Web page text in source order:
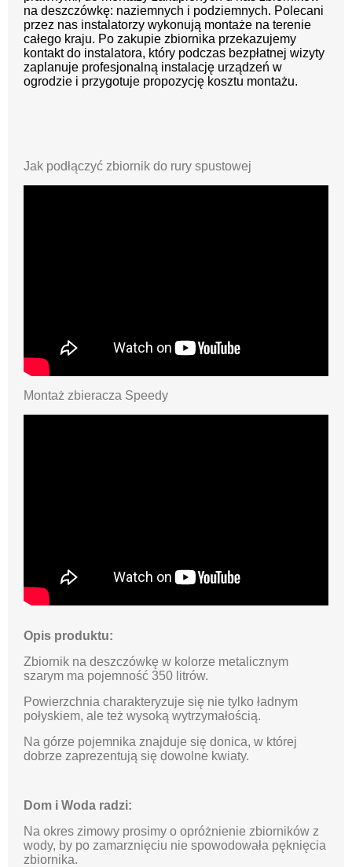
na deszczówkę: naziemnych i podziemnych. Polecani
przez nas instalatorzy wykonują montaże na terenie
całego kraju. Po zakupie zbiornika przekazujemy
kontakt do instalatora, który podczas bezpłatnej wizyty
zaplanuje profesjonalną instalację urządzeń w
ogrodzie i przygotuje propozycję kosztu montażu.
Jak podłączyć zbiornik do rury spustowej
Montaż zbieracza Speedy
Opis produktu:
Zbiornik na deszczówkę w kolorze metalicznym
szarym ma pojemność 350 litrów.
Powierzchnia charakteryzuje się nie tylko ładnym
połyskiem, ale też wysoką wytrzymałością.
Na górze pojemnika znajduje się donica, w której
dobrze zaprezentują się dowolne kwiaty.
Dom i Woda radzi:
Na okres zimowy prosimy o opróżnienie zbiorników z
wody, by po zamarznięciu nie spowodowała pęknięcia
zbiornika.